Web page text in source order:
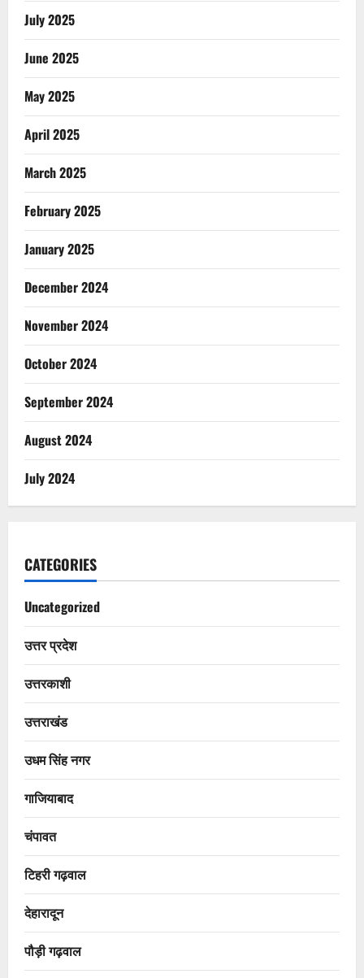
July 2025
June 2025
May 2025
April 2025
March 2025
February 2025
January 2025
December 2024
November 2024
October 2024
September 2024
August 2024
July 2024
CATEGORIES
Uncategorized
उत्तर प्रदेश
उत्तरकाशी
उत्तराखंड
उधम सिंह नगर
गाजियाबाद
चंपावत
टिहरी गढ़वाल
देहारादून
पौड़ी गढ़वाल